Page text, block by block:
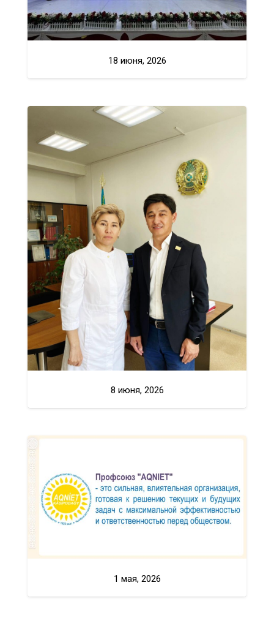
18 июня, 2026
8 июня, 2026
1 мая, 2026